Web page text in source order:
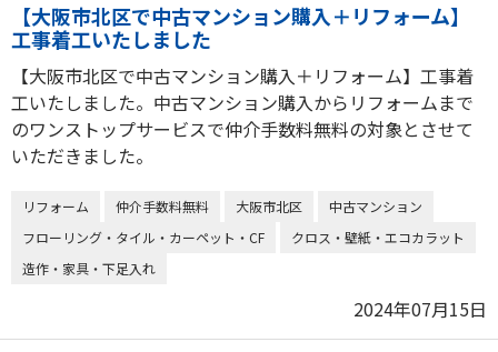
【大阪市北区で中古マンション購入＋リフォーム】
工事着工いたしました
【大阪市北区で中古マンション購入＋リフォーム】工事着
工いたしました。中古マンション購入からリフォームまで
のワンストップサービスで仲介手数料無料の対象とさせて
いただきました。
リフォーム 仲介手数料無料 大阪市北区
中古マンション
フローリング・タイル・カーペット・CF
クロス・壁紙・エコカラット
造作・家具・下足入れ
2024年07月15日